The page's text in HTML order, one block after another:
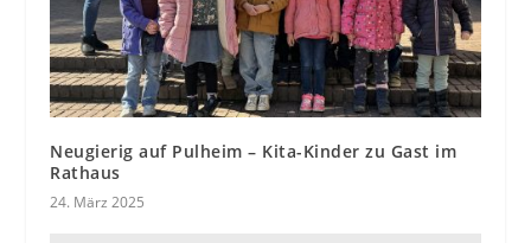
Neugierig auf Pulheim – Kita-Kinder zu Gast im
Rathaus
24. März 2025